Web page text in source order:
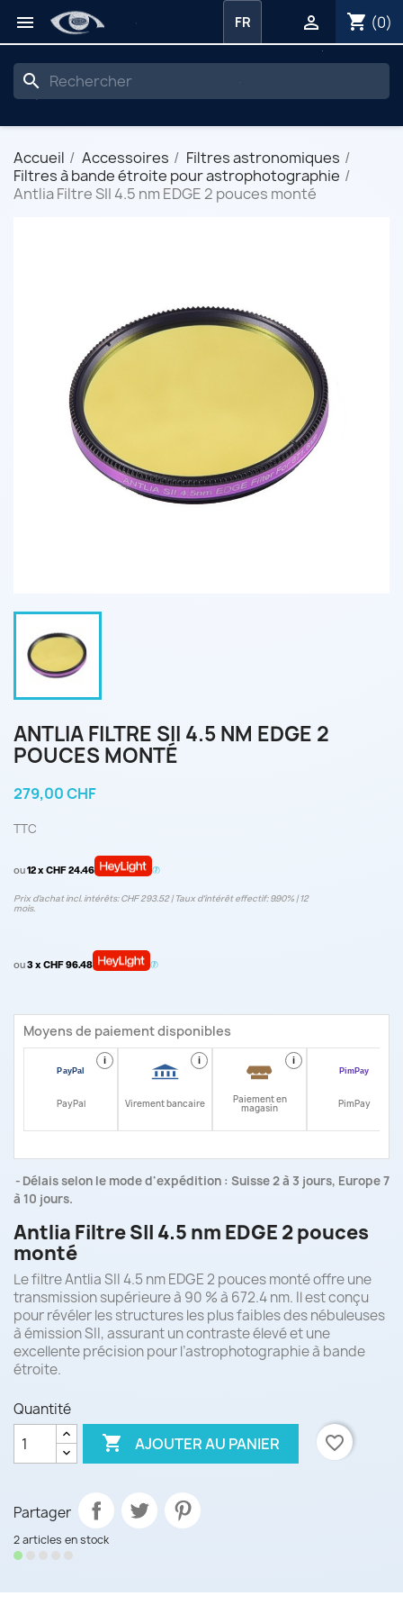
 shopping_cart (0)

FR
search
Accueil Accessoires
Filtres astronomiques
Filtres à bande étroite pour astrophotographie
Antlia Filtre SII 4.5 nm EDGE 2 pouces monté
ANTLIA FILTRE SII 4.5 NM EDGE 2
POUCES MONTÉ
279,00 CHF
TTC
ou12 x CHF 24.46
Prix d’achat incl. intérêts: CHF 293.52 | Taux d‘intérêt effectif: 9.90% | 12
mois.
ou3 x CHF 96.48
Moyens de paiement disponibles
i
PayPal
i
Virement bancaire
i
Paiement en
magasin PimPay
Délais selon le mode d'expédition : Suisse 2 à 3 jours, Europe 7
à 10 jours.
Antlia Filtre SII 4.5 nm EDGE 2 pouces
monté
Le filtre Antlia SII 4.5 nm EDGE 2 pouces monté offre une
transmission supérieure à 90 % à 672.4 nm. Il est conçu
pour révéler les structures les plus faibles des nébuleuses
à émission SII, assurant un contraste élevé et une
excellente précision pour l’astrophotographie à bande
étroite.
Quantité
 AJOUTER AU PANIER favorite_border
Partager
2 articles en stock